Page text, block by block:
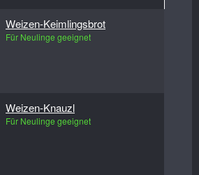
Weizen-Keimlingsbrot
Für Neulinge geeignet
Weizen-Knauzl
Für Neulinge geeignet